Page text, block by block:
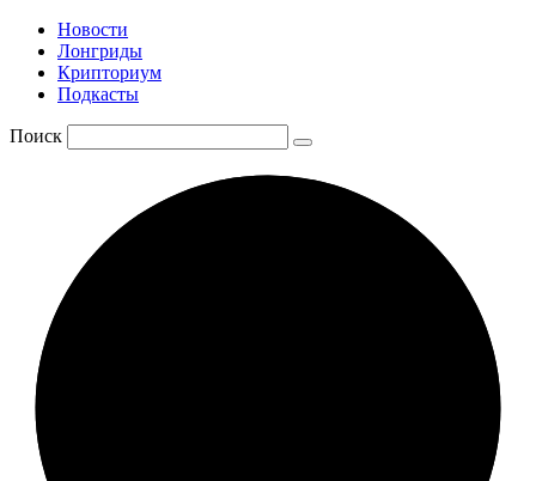
Новости
Лонгриды
Крипториум
Подкасты
Поиск